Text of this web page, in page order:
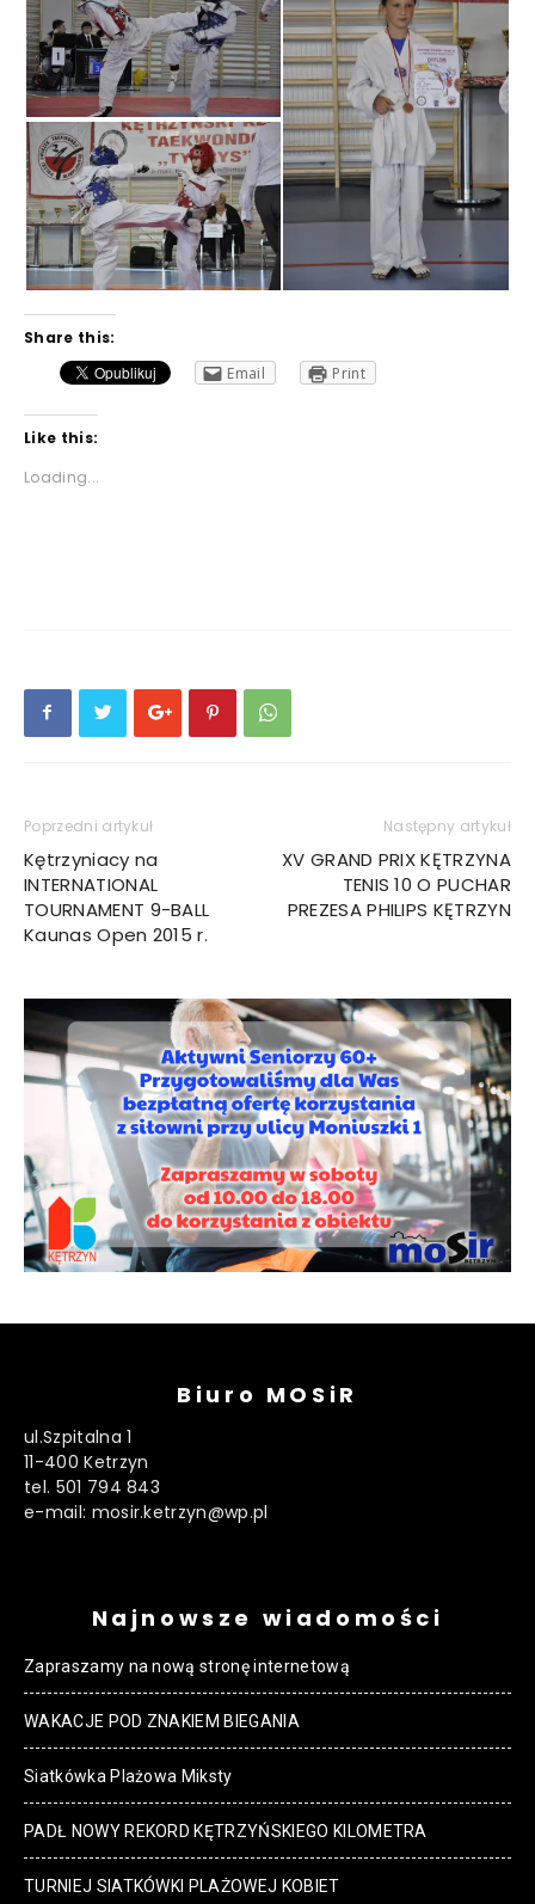
Share this:
Email
Print
Like this:
Loading...
Poprzedni artykuł
Kętrzyniacy na
INTERNATIONAL
TOURNAMENT 9-BALL
Kaunas Open 2015 r.
Następny artykuł
XV GRAND PRIX KĘTRZYNA
TENIS 10 O PUCHAR
PREZESA PHILIPS KĘTRZYN
Biuro MOSiR
ul.Szpitalna 1
11-400 Ketrzyn
tel. 501 794 843
e-mail: mosir.ketrzyn@wp.pl
Najnowsze wiadomości
Zapraszamy na nową stronę internetową
WAKACJE POD ZNAKIEM BIEGANIA
Siatkówka Plażowa Miksty
PADŁ NOWY REKORD KĘTRZYŃSKIEGO KILOMETRA
TURNIEJ SIATKÓWKI PLAŻOWEJ KOBIET